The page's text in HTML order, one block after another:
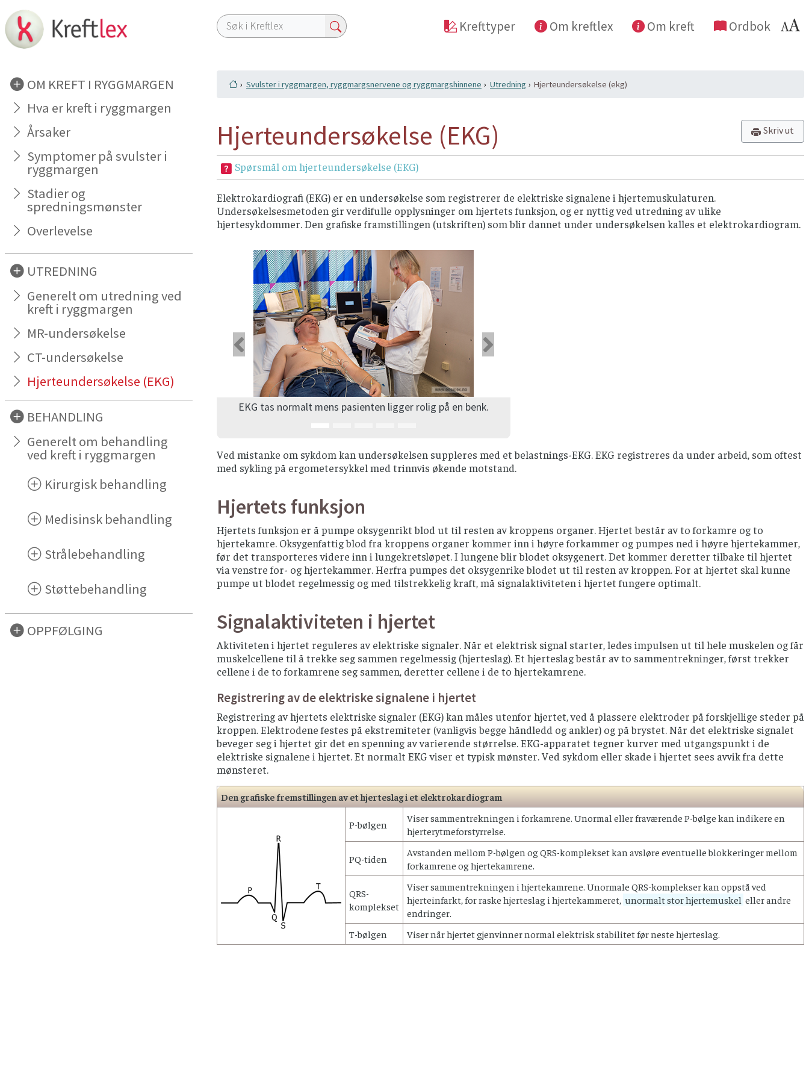
OM KREFT I RYGGMARGEN
Hva er kreft i ryggmargen
Årsaker
Symptomer på svulster i
ryggmargen
Stadier og
spredningsmønster
Overlevelse
UTREDNING
Generelt om utredning ved
kreft i ryggmargen
MR-undersøkelse
CT-undersøkelse
Hjerteundersøkelse (EKG)
BEHANDLING
Generelt om behandling
ved kreft i ryggmargen
Kirurgisk behandling
Medisinsk behandling
Strålebehandling
Støttebehandling
OPPFØLGING
Krefttyper Om kreftlex Om kreft Ordbok
Svulster i ryggmargen, ryggmargsnervene og ryggmargshinnene Utredning Hjerteundersøkelse (ekg)
Skriv ut
Hjerteundersøkelse (EKG)
Spørsmål om hjerteundersøkelse (EKG)
Elektrokardiografi (EKG) er en undersøkelse som registrerer de elektriske signalene i hjertemuskulaturen.
Undersøkelsesmetoden gir verdifulle opplysninger om hjertets funksjon, og er nyttig ved utredning av ulike
hjertesykdommer. Den grafiske framstillingen (utskriften) som blir dannet under undersøkelsen kalles et elektrokardiogram.
EKG tas normalt mens pasienten ligger rolig på en benk.
Forrige Neste
Ved mistanke om sykdom kan undersøkelsen suppleres med et belastnings-EKG. EKG registreres da under arbeid, som oftest
med sykling på ergometersykkel med trinnvis økende motstand.
Hjertets funksjon
Hjertets funksjon er å pumpe oksygenrikt blod ut til resten av kroppens organer. Hjertet består av to forkamre og to
hjertekamre. Oksygenfattig blod fra kroppens organer kommer inn i høyre forkammer og pumpes ned i høyre hjertekammer,
før det transporteres videre inn i lungekretsløpet. I lungene blir blodet oksygenert. Det kommer deretter tilbake til hjertet
via venstre for- og hjertekammer. Herfra pumpes det oksygenrike blodet ut til resten av kroppen. For at hjertet skal kunne
pumpe ut blodet regelmessig og med tilstrekkelig kraft, må signalaktiviteten i hjertet fungere optimalt.
Signalaktiviteten i hjertet
Aktiviteten i hjertet reguleres av elektriske signaler. Når et elektrisk signal starter, ledes impulsen ut til hele muskelen og får
muskelcellene til å trekke seg sammen regelmessig (hjerteslag). Et hjerteslag består av to sammentrekninger, først trekker
cellene i de to forkamrene seg sammen, deretter cellene i de to hjertekamrene.
Registrering av de elektriske signalene i hjertet
Registrering av hjertets elektriske signaler (EKG) kan måles utenfor hjertet, ved å plassere elektroder på forskjellige steder på
kroppen. Elektrodene festes på ekstremiteter (vanligvis begge håndledd og ankler) og på brystet. Når det elektriske signalet
beveger seg i hjertet gir det en spenning av varierende størrelse. EKG-apparatet tegner kurver med utgangspunkt i de
elektriske signalene i hjertet. Et normalt EKG viser et typisk mønster. Ved sykdom eller skade i hjertet sees avvik fra dette
mønsteret.
Den grafiske fremstillingen av et hjerteslag i et elektrokardiogram
P-bølgen
Viser sammentrekningen i forkamrene. Unormal eller fraværende P-bølge kan indikere en
hjerterytmeforstyrrelse.
PQ-tiden
Avstanden mellom P-bølgen og QRS-komplekset kan avsløre eventuelle blokkeringer mellom
forkamrene og hjertekamrene.
QRS-
komplekset
Viser sammentrekningen i hjertekamrene. Unormale QRS-komplekser kan oppstå ved
hjerteinfarkt, for raske hjerteslag i hjertekammeret, unormalt stor hjertemuskel eller andre
endringer.
T-bølgen
Viser når hjertet gjenvinner normal elektrisk stabilitet før neste hjerteslag.